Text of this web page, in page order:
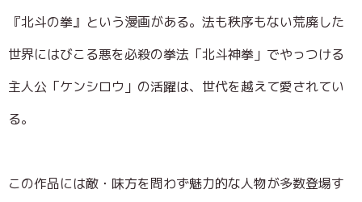
『北斗の拳』という漫画がある。法も秩序もない荒廃した
世界にはびこる悪を必殺の拳法「北斗神拳」でやっつける
主人公「ケンシロウ」の活躍は、世代を越えて愛されてい
る。
この作品には敵・味方を問わず魅力的な人物が多数登場す